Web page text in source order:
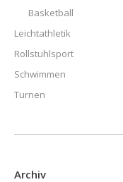
Basketball
Leichtathletik
Rollstuhlsport
Schwimmen
Turnen
Archiv